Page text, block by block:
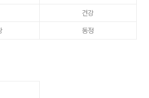
건강
동정